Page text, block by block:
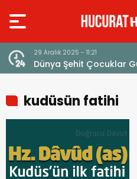
29 Aralık 2025 - 11:21
Dünya Şehit Çocuklar
kudüsün fatihi